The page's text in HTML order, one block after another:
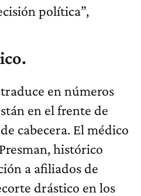
política”,
en números
en el frente de
cabecera. El médico
histórico
a afiliados de
drástico en los